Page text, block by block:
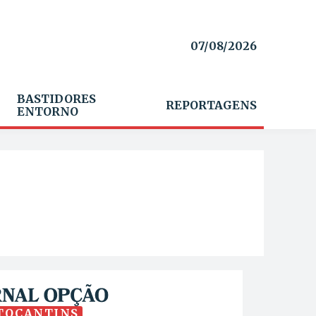
07/08/2026
BASTIDORES
ENTORNO
REPORTAGENS